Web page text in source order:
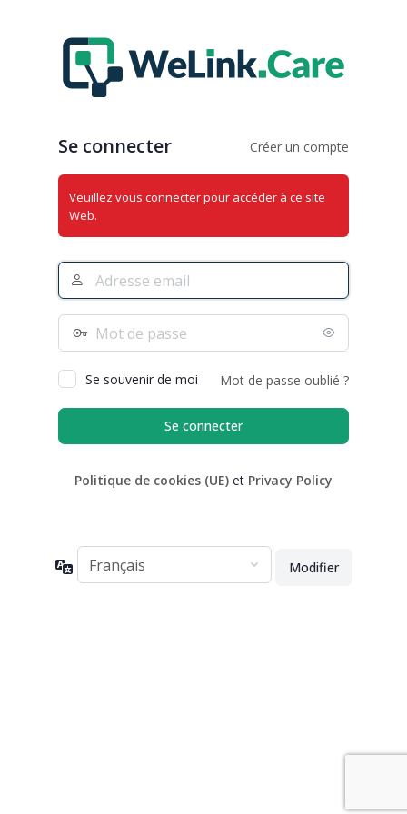
connecter
Se connecter Créer un compte
Veuillez vous connecter pour accéder à ce site
Web.
Adresse
Mot
Se souvenir de moi
Mot de passe oublié ?
Politique de cookies (UE) et Privacy Policy
Langue